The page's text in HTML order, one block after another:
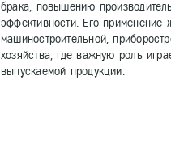
брака, повышению
эффективности. Его применение
машиностроительной,
хозяйства, где важную роль
выпускаемой продукции.